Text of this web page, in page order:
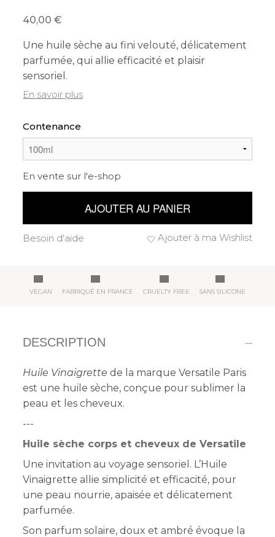
40,00
Une huile sèche au fini velouté, délicatement
parfumée, qui allie efficacité et plaisir
sensoriel.
En savoir plus
Contenance
En vente sur l'e-shop
AJOUTER AU PANIER
Ajouter à ma Wishlist
Besoin d'aide
VEGAN FABRIQUÉ EN FRANCE CRUELTY FREE SANS SILICONE
DESCRIPTION
Huile Vinaigrette de la marque Versatile Paris
est une huile sèche, conçue pour sublimer la
peau et les cheveux.
---
Huile sèche corps et cheveux de Versatile
Une invitation au voyage sensoriel. L’Huile
Vinaigrette allie simplicité et efficacité, pour
une peau nourrie, apaisée et délicatement
parfumée.
Son parfum solaire, doux et ambré évoque la